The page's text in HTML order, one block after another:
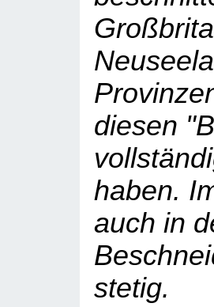
diesen
haben.
auch in
stetig.